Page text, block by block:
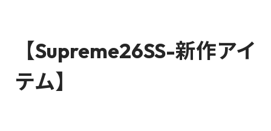
【Supreme26SS-新作アイ
テム】